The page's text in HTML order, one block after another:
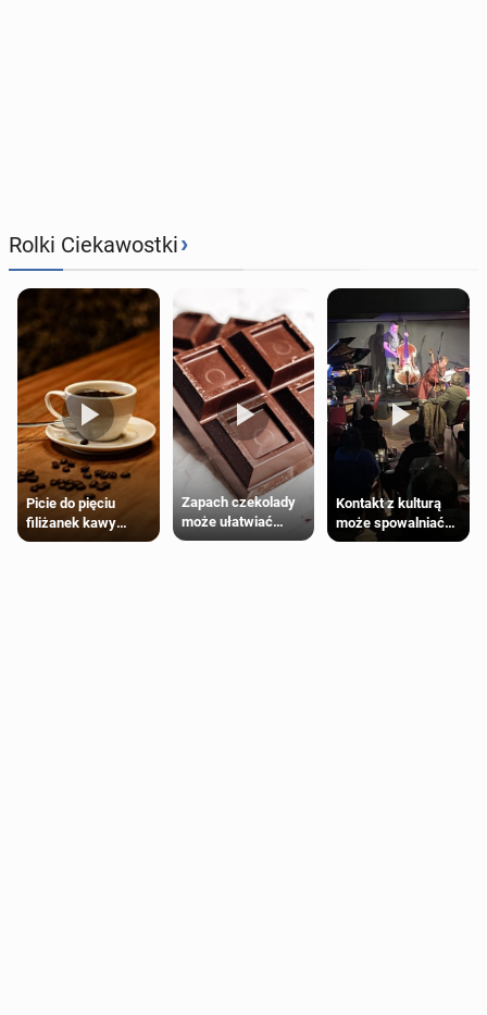
Rolki Ciekawostki›
Picie do pięciu
filiżanek kawy
dziennie jest
Zapach czekolady
może ułatwiać
trening siłowy
Kontakt z kulturą
może spowalniać
starzenie